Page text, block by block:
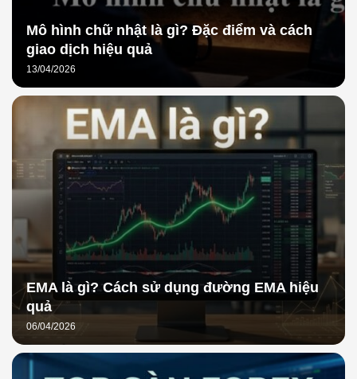
Mô hình chữ nhật là gì? Đặc điểm và cách
giao dịch hiệu quả
13/04/2026
EMA là gì? Cách sử dụng đường EMA hiệu
quả
06/04/2026